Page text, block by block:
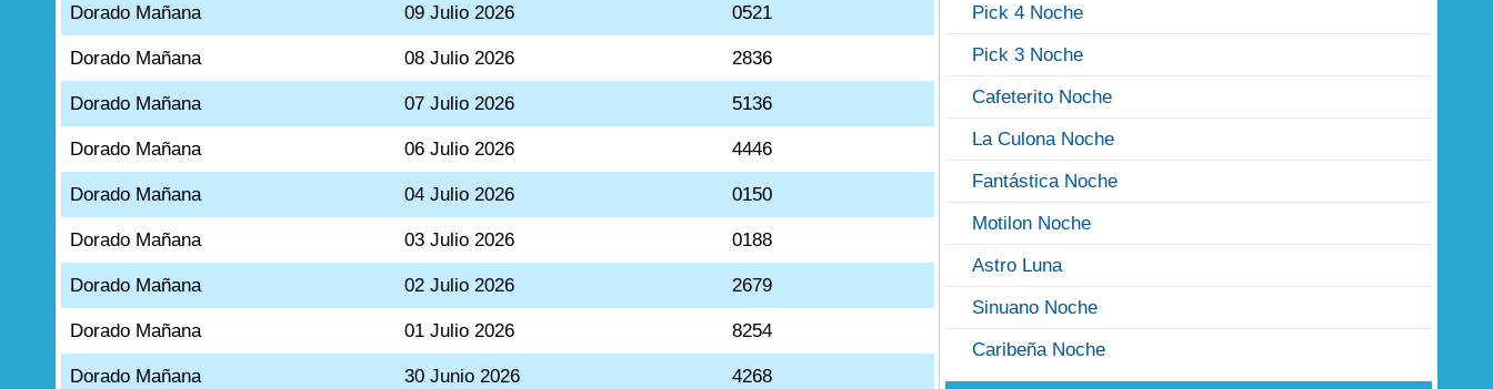
Dorado Mañana 09 Julio 2026 0521
Dorado Mañana 08 Julio 2026 2836
Dorado Mañana 07 Julio 2026 5136
Dorado Mañana 06 Julio 2026 4446
Dorado Mañana 04 Julio 2026 0150
Dorado Mañana 03 Julio 2026 0188
Dorado Mañana 02 Julio 2026 2679
Dorado Mañana 01 Julio 2026 8254
Dorado Mañana 30 Junio 2026 4268
Pick 4 Noche
Pick 3 Noche
Cafeterito Noche
La Culona Noche
Fantástica Noche
Motilon Noche
Astro Luna
Sinuano Noche
Caribeña Noche